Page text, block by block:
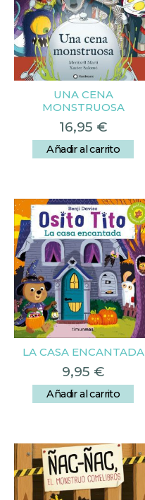
UNA CENA
MONSTRUOSA
16,95 €
Añadir al carrito
LA CASA ENCANTADA
9,95 €
Añadir al carrito